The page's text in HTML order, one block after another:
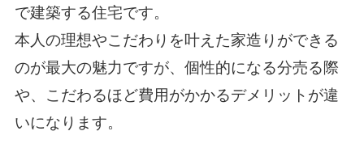
で建築する住宅です。
本人の理想やこだわりを叶えた家造りができる
のが最大の魅力ですが、個性的になる分売る際
や、こだわるほど費用がかかるデメリットが違
いになります。